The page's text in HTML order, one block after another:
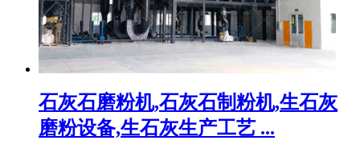
石灰石磨粉机,石灰石制粉机,生石灰
磨粉设备,生石灰生产工艺 ...